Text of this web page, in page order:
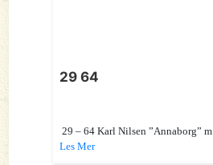
29 64
29 – 64 Karl Nilsen ”Annaborg” m
Les Mer